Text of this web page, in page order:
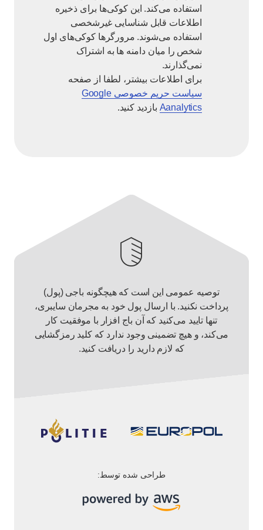
استفاده می‌کند. این کوکی‌ها برای ذخیره
اطلاعات قابل شناسایی غیرشخصی
استفاده می‌شوند. مرورگرها کوکی‌های اول
شخص را میان دامنه ها به اشتراک
نمی‌گذارند.
برای اطلاعات بیشتر، لطفا از صفحه
سیاست حریم خصوصی Google
Aanalytics بازدید کنید.
توصیه عمومی این است که هیچگونه باجی (پول)
پرداخت نکنید. با ارسال پول خود به مجرمان سایبری،
تنها تایید می‌کنید که آن باج افزار با موفقیت کار
می‌کند، و هیچ تضمینی وجود ندارد که کلید رمزگشایی
که لازم دارید را دریافت کنید.
طراحی شده توسط: